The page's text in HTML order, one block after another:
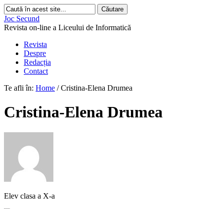
Joc Secund
Revista on-line a Liceului de Informatică
Revista
Despre
Redacția
Contact
Te afli în: Home / Cristina-Elena Drumea
Cristina-Elena Drumea
Elev clasa a X-a